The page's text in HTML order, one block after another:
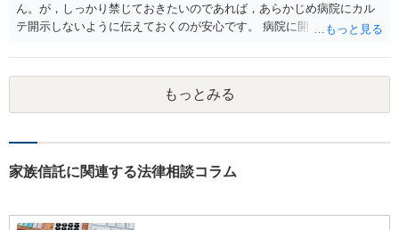
ん。が，しっかり禁じておきたいのであれば，あらかじめ病院にカル
テ開示しないように伝えておくのが安心です。 病院に開示しないよう
可能性は低いのでコストパフォーマンスとしてはどうかなという感じ
がします。
もっとみる
家族信託に関連する法律相談コラム